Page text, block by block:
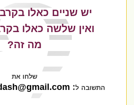
יש שניים כאלו
ואין שלשה כאלו
מה זה?
שלחו את
התשובה ל: